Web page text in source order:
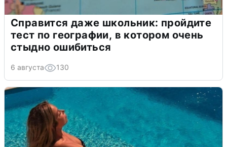
Справится даже школьник: пройдите
тест по географии, в котором очень
стыдно ошибиться
6 августа 130